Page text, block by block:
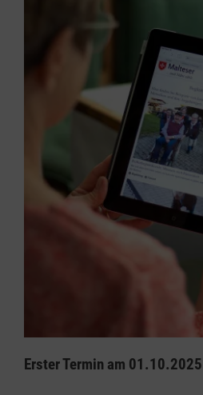
Erster Termin am 01.10.2025